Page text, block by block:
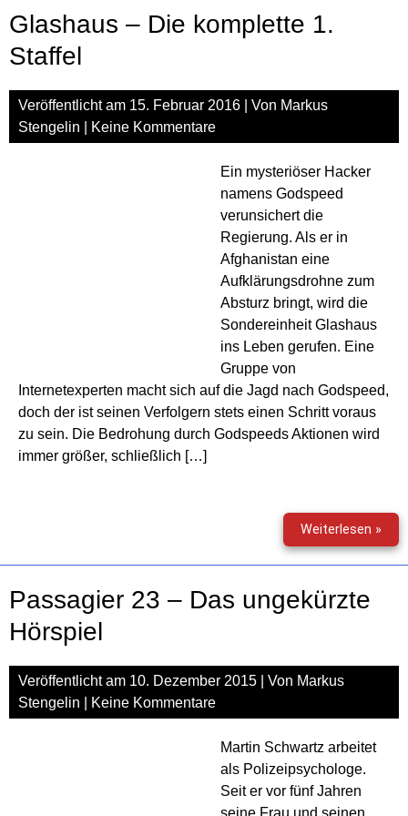
Glashaus – Die komplette 1.
Staffel
Veröffentlicht am 15. Februar 2016 | Von Markus
Stengelin
Keine Kommentare
Ein mysteriöser Hacker
namens Godspeed
verunsichert die
Regierung. Als er in
Afghanistan eine
Aufklärungsdrohne zum
Absturz bringt, wird die
Sondereinheit Glashaus
ins Leben gerufen. Eine
Gruppe von
Internetexperten macht sich auf die Jagd nach Godspeed,
doch der ist seinen Verfolgern stets einen Schritt voraus
zu sein. Die Bedrohung durch Godspeeds Aktionen wird
immer größer, schließlich […]
Weiterlesen »
–
Die
Passagier 23 – Das ungekürzte
Hörspiel
Veröffentlicht am 10. Dezember 2015 | Von Markus
Stengelin
Keine Kommentare
Martin Schwartz arbeitet
als Polizeipsychologe.
Seit er vor fünf Jahren
seine Frau und seinen